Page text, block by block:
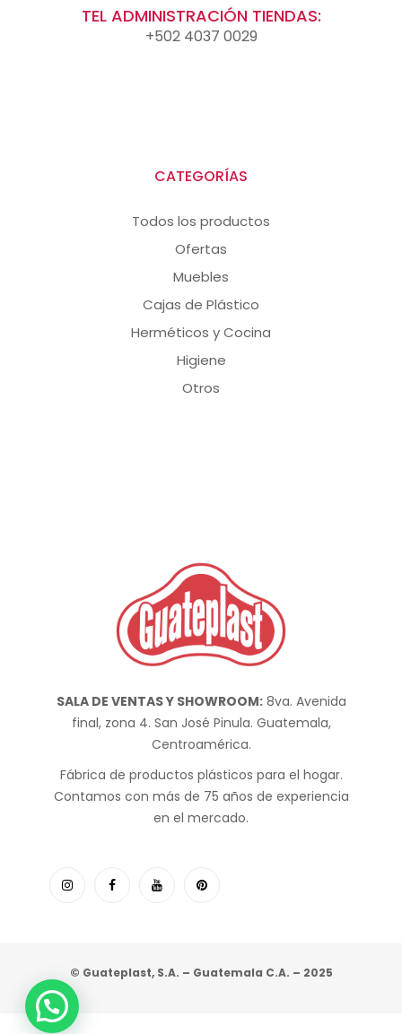
TEL ADMINISTRACIÓN TIENDAS:
+502 4037 0029
CATEGORÍAS
Todos los productos
Ofertas
Muebles
Cajas de Plástico
Herméticos y Cocina
Higiene
Otros
SALA DE VENTAS Y SHOWROOM:8va. Avenida
final, zona 4. San José Pinula. Guatemala,
Centroamérica.
Fábrica de productos plásticos para el hogar.
Contamos con más de 75 años de experiencia
en el mercado.
© Guateplast, S.A. – Guatemala C.A. – 2025